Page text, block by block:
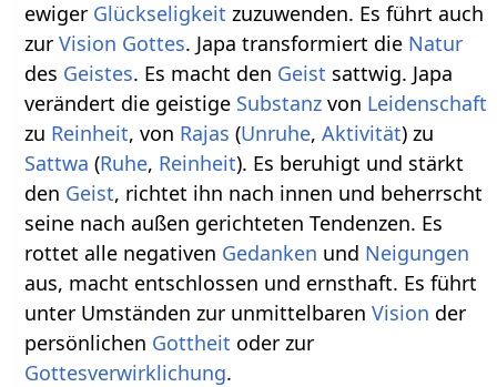
ewiger Glückseligkeit zuzuwenden. Es führt auch
zurVision Gottes. Japa transformiert die Natur
des Geistes. Es macht den Geist sattwig. Japa
verändert die geistige Substanz von Leidenschaft
zu Reinheit, von Rajas (Unruhe,Aktivität) zu
Sattwa (Ruhe, Reinheit). Es beruhigt und stärkt
den Geist, richtet ihn nach innen und beherrscht
seine nach außen gerichteten Tendenzen. Es
rottet alle negativen Gedanken und Neigungen
aus, macht entschlossen und ernsthaft. Es führt
unter Umständen zur unmittelbarenVision der
persönlichen Gottheit oder zur
Gottesverwirklichung.